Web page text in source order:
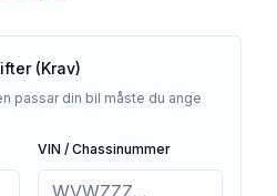
(Krav)
passar din bil måste du ange
VIN / Chassinummer